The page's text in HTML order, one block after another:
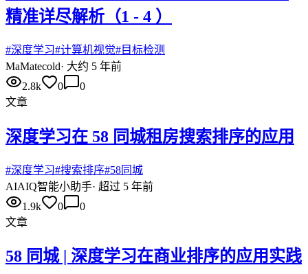
精准详尽解析（1 - 4 ）
#深度学习#计算机视觉#目标检测
MaMatecold· 大约 5 年前
2.8k
0
0
文章
深度学习在 58 同城租房搜索排序的应用
#深度学习#搜索排序#58同城
AIAIQ智能小助手· 超过 5 年前
1.9k
0
0
文章
58 同城 | 深度学习在商业排序的应用实践